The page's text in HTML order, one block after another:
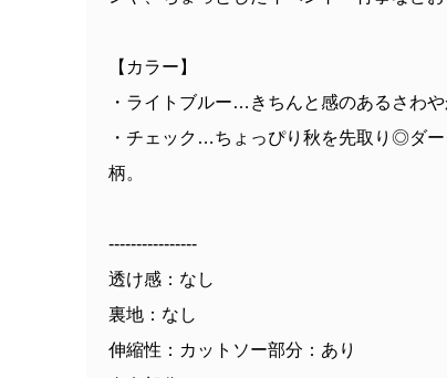
【カラー】
・ライトブルー…きちんと感のあるさわや
・チェック…ちょっぴり秋を先取り◎ダ
柄。
----------------
透け感：なし
裏地：なし
伸縮性：カットソー部分：あり